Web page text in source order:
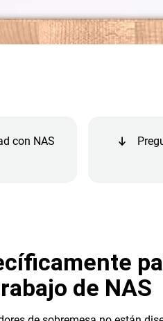
con NAS
de NAS